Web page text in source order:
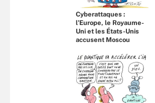
Cyberattaques :
l’Europe, le Royaume-
Uni et les États-Unis
accusent Moscou